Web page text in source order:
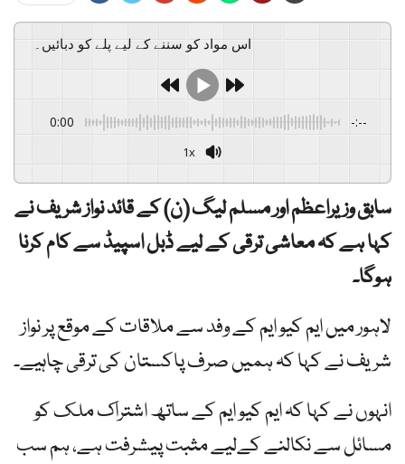
اس مواد کو سننے کے لیے پلے کو دبائیں۔
0:00 -:--
1x
سابق وزیراعظم اور مسلم لیگ (ن) کے قائد نواز شریف نے
کہا ہے کہ معاشی ترقی کے لیے ڈبل اسپیڈ سے کام کرنا
ہوگا۔
لاہور میں ایم کیو ایم کے وفد سے ملاقات کے موقع پر نواز
شریف نے کہا کہ ہمیں صرف پاکستان کی ترقی چاہیے۔
انہوں نے کہا کہ ایم کیو ایم کے ساتھ اشتراک ملک کو
مسائل سے نکالنے کےلیے مثبت پیشرفت ہے، ہم سب